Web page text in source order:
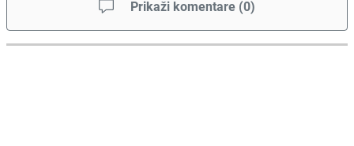
Prikaži komentare (0)